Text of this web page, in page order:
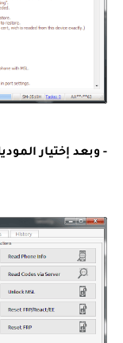
- وبعد إختيار